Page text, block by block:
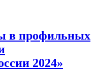
в профильных
2024»